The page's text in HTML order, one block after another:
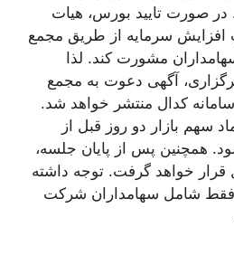
در صورت تایید بورس، هیات
افزایش سرمایه از طریق مجمع
مشورت کند. لذا
از برگزاری، آگهی دعوت به مجمع
کدال منتشر خواهد شد.
سهم بازار دو روز قبل از
همچنین پس از پایان جلسه،
قرار خواهد گرفت. توجه داشته
فقط شامل سهامداران شرکت